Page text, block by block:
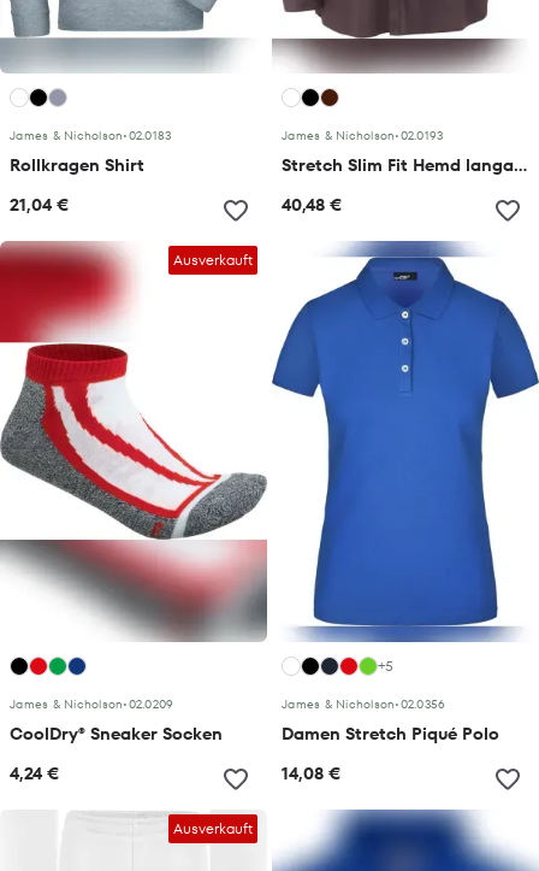
James & Nicholson•02.0183
Rollkragen Shirt
21,04 €
James & Nicholson•02.0193
Stretch Slim Fit Hemd langarm
40,48 €
Ausverkauft
James & Nicholson•02.0209
CoolDry® Sneaker Socken
4,24 €
+5
James & Nicholson•02.0356
Damen Stretch Piqué Polo
14,08 €
Ausverkauft